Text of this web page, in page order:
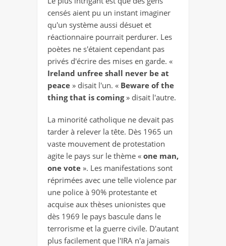
censés aient pu un instant imaginer
qu'un système aussi désuet et
réactionnaire pourrait perdurer. Les
poètes ne s'étaient cependant pas
privés d'écrire des mises en garde. «
Ireland unfree shall never be at
peace » disait l'un. « Beware of the
thing that is coming» disait l'autre.
La minorité catholique ne devait pas
tarder à relever la tête. Dès 1965 un
vaste mouvement de protestation
agite le pays sur le thème « one man,
one vote ». Les manifestations sont
réprimées avec une telle violence par
une police à 90% protestante et
acquise aux thèses unionistes que
dès 1969 le pays bascule dans le
terrorisme et la guerre civile. D'autant
plus facilement que l'IRA n'a jamais